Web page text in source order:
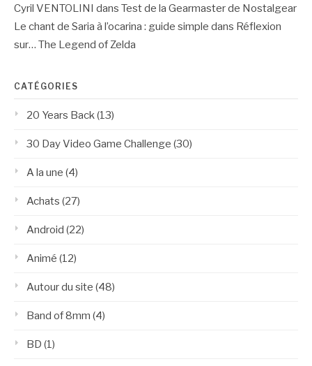
Cyril VENTOLINI dans Test de la Gearmaster de Nostalgear
Le chant de Saria à l’ocarina : guide simple dans Réflexion
sur… The Legend of Zelda
CATÉGORIES
20 Years Back(13)
30 Day Video Game Challenge (30)
A la une (4)
Achats (27)
Android (22)
Animé (12)
Autour du site (48)
Band of 8mm (4)
BD (1)